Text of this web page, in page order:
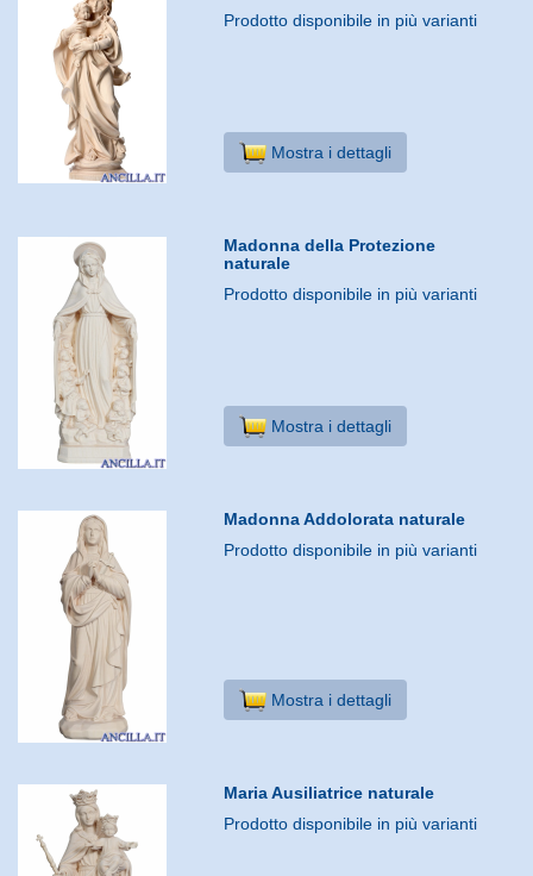
Prodotto disponibile in più varianti
Mostra i dettagli
Madonna della Protezione
naturale
Prodotto disponibile in più varianti
Mostra i dettagli
Madonna Addolorata naturale
Prodotto disponibile in più varianti
Mostra i dettagli
Maria Ausiliatrice naturale
Prodotto disponibile in più varianti